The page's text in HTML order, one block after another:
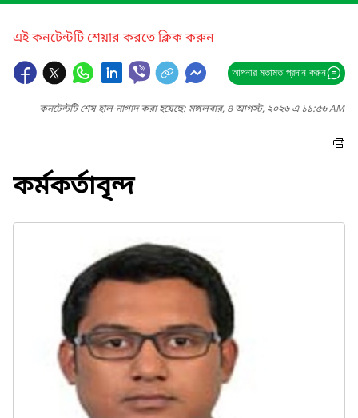
এই কনটেন্টটি শেয়ার করতে ক্লিক করুন
আপনার মতামত প্রদান করুন
কনটেন্টটি শেষ হাল-নাগাদ করা হয়েছে: মঙ্গলবার, ৪ আগস্ট, ২০২৬ এ ১১:৫৬ AM
কর্মকর্তাবৃন্দ